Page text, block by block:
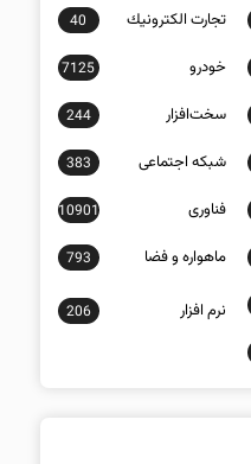
تجارت الكترونيك 40
خودرو 7125
سخت‌افزار 244
شبكه اجتماعی 383
فناوری 10901
ماهواره و فضا 793
نرم افزار 206